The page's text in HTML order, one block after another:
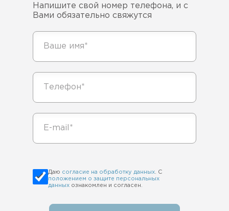
Напишите свой номер телефона, и с
Вами обязательно свяжутся
Даю согласие на обработку данных . С
положением о защите персональных
данных ознакомлен и согласен.